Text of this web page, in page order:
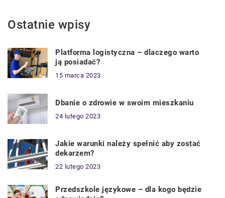
Ostatnie wpisy
Platforma logistyczna – dlaczego warto
ją posiadać?
15 marca 2023
Dbanie o zdrowie w swoim mieszkaniu
24 lutego 2023
Jakie warunki należy spełnić aby zostać
dekarzem?
22 lutego 2023
Przedszkole językowe – dla kogo będzie